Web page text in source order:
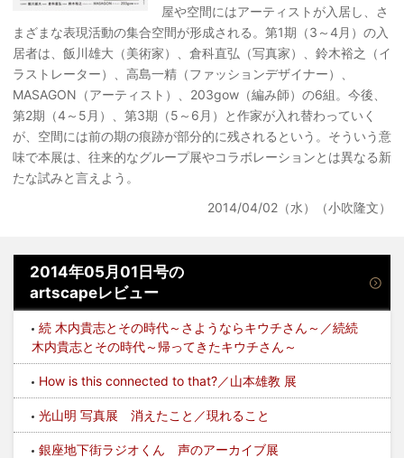
屋や空間にはアーティストが入居し、さ
まざまな表現活動の集合空間が形成される。第1期（3～4月）の入
居者は、飯川雄大（美術家）、倉科直弘（写真家）、鈴木裕之（イ
ラストレーター）、高島一精（ファッションデザイナー）、
MASAGON（アーティスト）、203gow（編み師）の6組。今後、
第2期（4～5月）、第3期（5～6月）と作家が入れ替わっていく
が、空間には前の期の痕跡が部分的に残されるという。そういう意
味で本展は、往来的なグループ展やコラボレーションとは異なる新
たな試みと言えよう。
2014/04/02（水）（小吹隆文）
2014年05月01日号の
artscapeレビュー
続 木内貴志とその時代～さようならキウチさん～／続続
木内貴志とその時代～帰ってきたキウチさん～
How is this connected to that?／山本雄教 展
光山明 写真展 消えたこと／現れること
銀座地下街ラジオくん 声のアーカイブ展